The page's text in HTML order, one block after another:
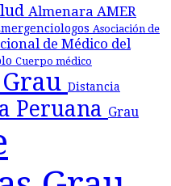
Almenara AMER
Asociación de
de Médico del
Cuerpo médico
Distancia
Peruana Grau